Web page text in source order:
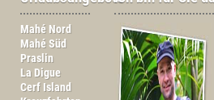
Mahé Nord
Mahé Süd
Praslin
La Digue
Cerf Island